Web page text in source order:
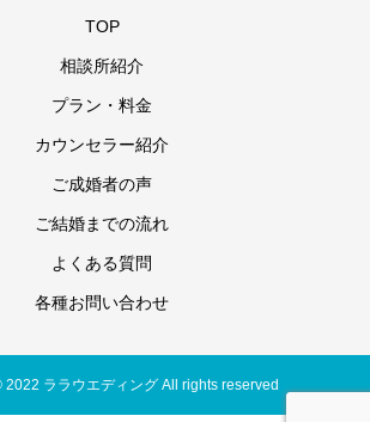
TOP
相談所紹介
プラン・料金
カウンセラー紹介
ご成婚者の声
ご結婚までの流れ
よくある質問
各種お問い合わせ
ララウエディング All rights reserved